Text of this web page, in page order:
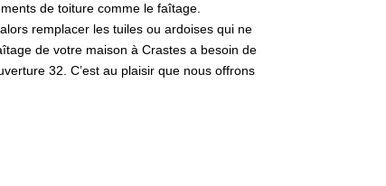
de toiture comme le faîtage.
remplacer les tuiles ou ardoises qui ne
de votre maison à Crastes a besoin de
32. C’est au plaisir que nous offrons